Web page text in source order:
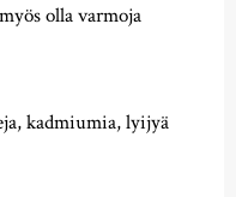
olla varmoja
kadmiumia, lyijyä